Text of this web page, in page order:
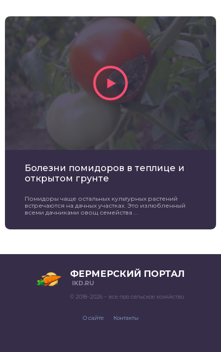
Болезни помидоров в теплице и
открытом грунте
Помидоры чаще остальных культурных растений
встречаются на дачных участках. Это излюбленный
всеми дачниками овощ семейства ...
ФЕРМЕРСКИЙ ПОРТАЛ
IKD.RU
© 2018–2026 – все про сельское хозяйство
О сайте Контакты